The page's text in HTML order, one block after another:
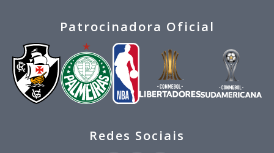
Patrocinadora Oficial
Redes Sociais